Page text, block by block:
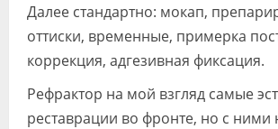
Далее стандартно: мокап,
оттиски, временные, примерка
коррекция, адгезивная фиксация.
Рефрактор на мой взгляд самые
реставрации во фронте, но с ними